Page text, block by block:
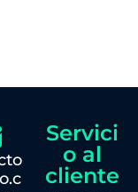
Servici
o al
cliente